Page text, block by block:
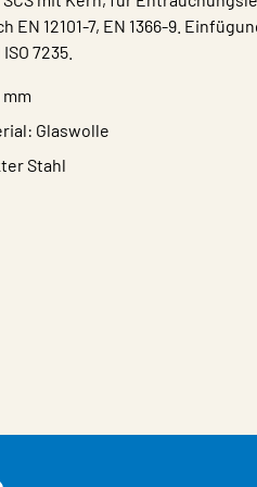
EN 12101-7, EN 1366-9.
7235.
Glaswolle
Stahl